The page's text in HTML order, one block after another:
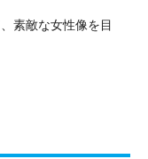
素敵な女性像を目